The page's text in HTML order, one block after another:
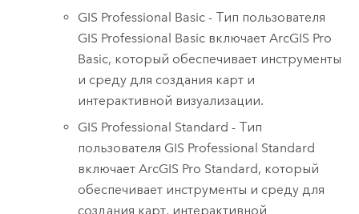
GIS Professional Basic - Тип пользователя
GIS Professional Basic включаетArcGIS Pro
Basic, который обеспечивает инструменты
и среду для создания карт и
интерактивной визуализации.
GIS Professional Standard - Тип
пользователя GIS Professional Standard
включаетArcGIS Pro Standard, который
обеспечивает инструменты и среду для
создания карт, интерактивной